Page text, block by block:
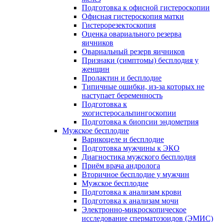
Подготовка к офисной гистероскопии
Офисная гистероскопия матки
Гистерорезектоскопия
Оценка овариального резерва
яичников
Овариальный резерв яичников
Признаки (симптомы) бесплодия у
женщин
Пролактин и бесплодие
Типичные ошибки, из-за которых не
наступает беременность
Подготовка к
эхогистеросальпингоскопии
Подготовка к биопсии эндометрия
Мужское бесплодие
Варикоцеле и бесплодие
Подготовка мужчины к ЭКО
Диагностика мужского бесплодия
Приём врача андролога
Вторичное бесплодие у мужчин
Мужское бесплодие
Подготовка к анализам крови
Подготовка к анализам мочи
Электронно-микроскопическое
исследование сперматозоидов (ЭМИC)